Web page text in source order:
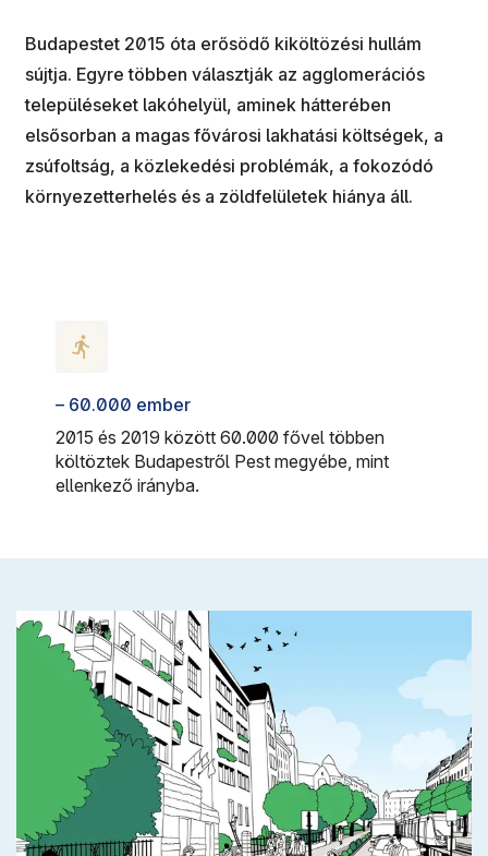
Budapestet 2015 óta erősödő kiköltözési hullám
sújtja. Egyre többen választják az agglomerációs
településeket lakóhelyül, aminek hátterében
elsősorban a magas fővárosi lakhatási költségek, a
zsúfoltság, a közlekedési problémák, a fokozódó
környezetterhelés és a zöldfelületek hiánya áll.
– 60.000 ember
2015 és 2019 között 60.000 fővel többen
költöztek Budapestről Pest megyébe, mint
ellenkező irányba.